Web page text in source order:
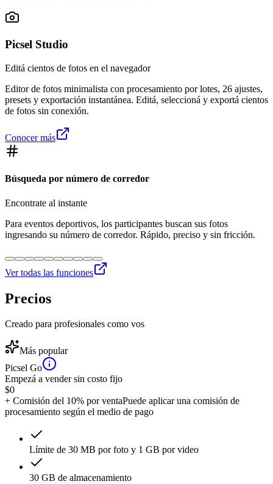
Picsel Studio
Editá cientos de fotos en el navegador
Editor de fotos minimalista con procesamiento por lotes, 26 ajustes,
presets y exportación instantánea. Editá, seleccioná y exportá cientos
de fotos sin conexión.
Conocer más
Búsqueda por número de corredor
Encontrate al instante
Para eventos deportivos, los participantes buscan sus fotos
ingresando su número de corredor. Rápido, preciso y sin fricción.
Ver todas las funciones
Precios
Creado para profesionales como vos
Más popular
Picsel Go
Empezá a vender sin costo fijo
$0
+ Comisión del 10% por ventaPuede aplicar una comisión de
procesamiento según el medio de pago
Límite de 30 MB por foto y 1 GB por video
30 GB de almacenamiento